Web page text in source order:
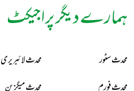
ہمارے دیگر پراجیکٹ
محدث سٹور محدث لائبریری